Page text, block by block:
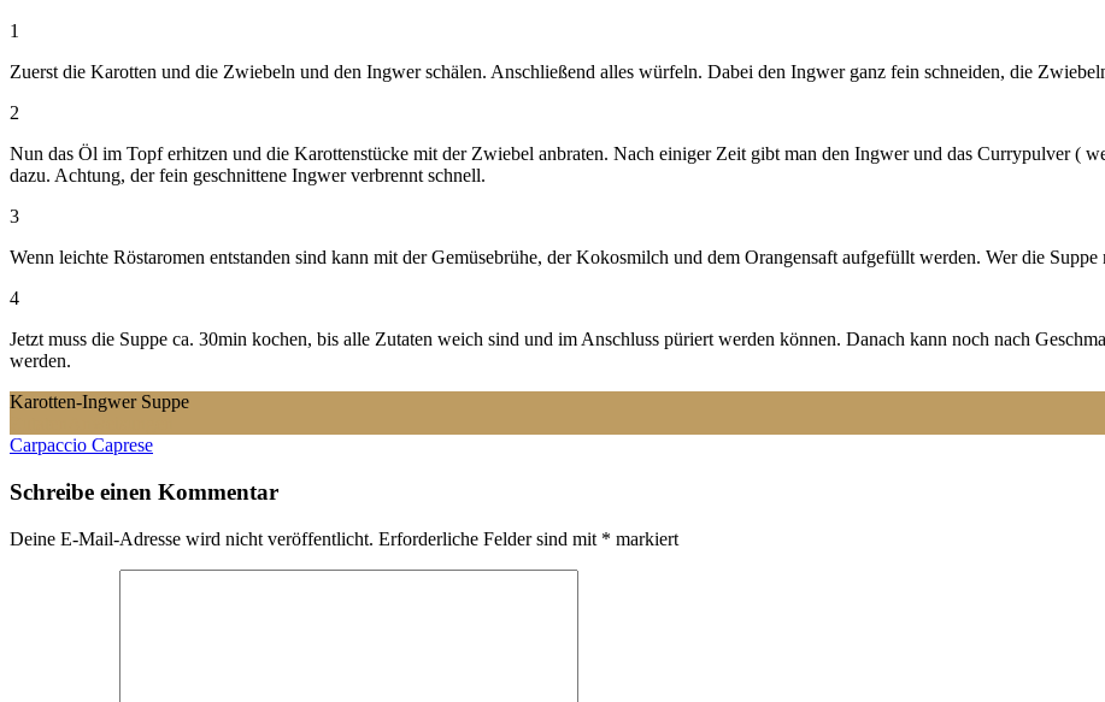
1
Zuerst die Karotten und die Zwiebeln und den Ingwer schälen. Anschließend alles würfeln. Dabei den Ingwer ganz fein schneiden, die
2
Nun das Öl im Topf erhitzen und die Karottenstücke mit der Zwiebel anbraten. Nach einiger Zeit gibt man den Ingwer und das Currypulver (
dazu. Achtung, der fein geschnittene Ingwer verbrennt schnell.
3
Wenn leichte Röstaromen entstanden sind kann mit der Gemüsebrühe, der Kokosmilch und dem Orangensaft aufgefüllt werden. Wer die
4
Jetzt muss die Suppe ca. 30min kochen, bis alle Zutaten weich sind und im Anschluss püriert werden können. Danach kann noch nach
werden.
Karotten-Ingwer Suppe
Beitragsnavigation
Carpaccio Caprese
Schreibe einen Kommentar
Deine E-Mail-Adresse wird nicht veröffentlicht. Erforderliche Felder sind mit * markiert